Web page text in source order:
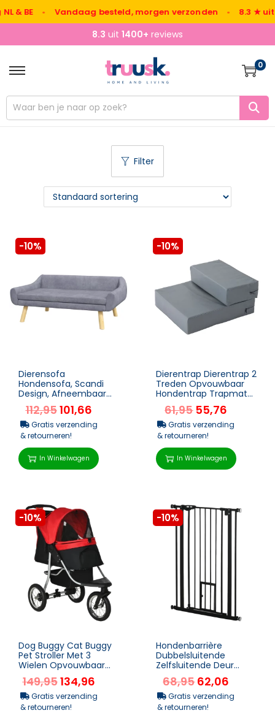
• Vandaag besteld, morgen verzonden • 8.3 ★ uit
8.3 uit 1400+ reviews
0
Filter
-10%
Dierensofa
Hondensofa, Scandi
Design, Afneembaar
Kussen, Fluwelen Look,
102 Cm X 58,5 Cm X
42,5 Cm, ...
112,95101,66
Gratis verzending
& retourneren!
In Winkelwagen
-10%
Dierentrap Dierentrap 2
Treden Opvouwbaar
Hondentrap Trapmat
Voor Katten En Honden
Grijs L45 X B39 X...
61,9555,76
Gratis verzending
& retourneren!
In Winkelwagen
-10%
Dog Buggy Cat Buggy
Pet Stroller Met 3
Wielen Opvouwbaar
Dog Cat Oxford
Rood+zwart 109,5 X
54,5 X 10...
149,95134,96
Gratis verzending
& retourneren!
-10%
Hondenbarrière
Dubbelsluitende
Zelfsluitende Deur
104cm Hoog Staal
Zwart
68,9562,06
Gratis verzending
& retourneren!